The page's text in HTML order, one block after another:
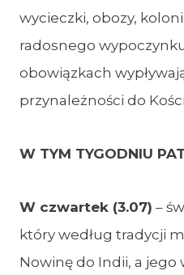
wycieczki, obozy,
radosnego
obowiązkach
przynależności do
W TYM TYGODNIU
W czwartek (3.07) –
który według tradycji
Nowinę do Indii, a jego